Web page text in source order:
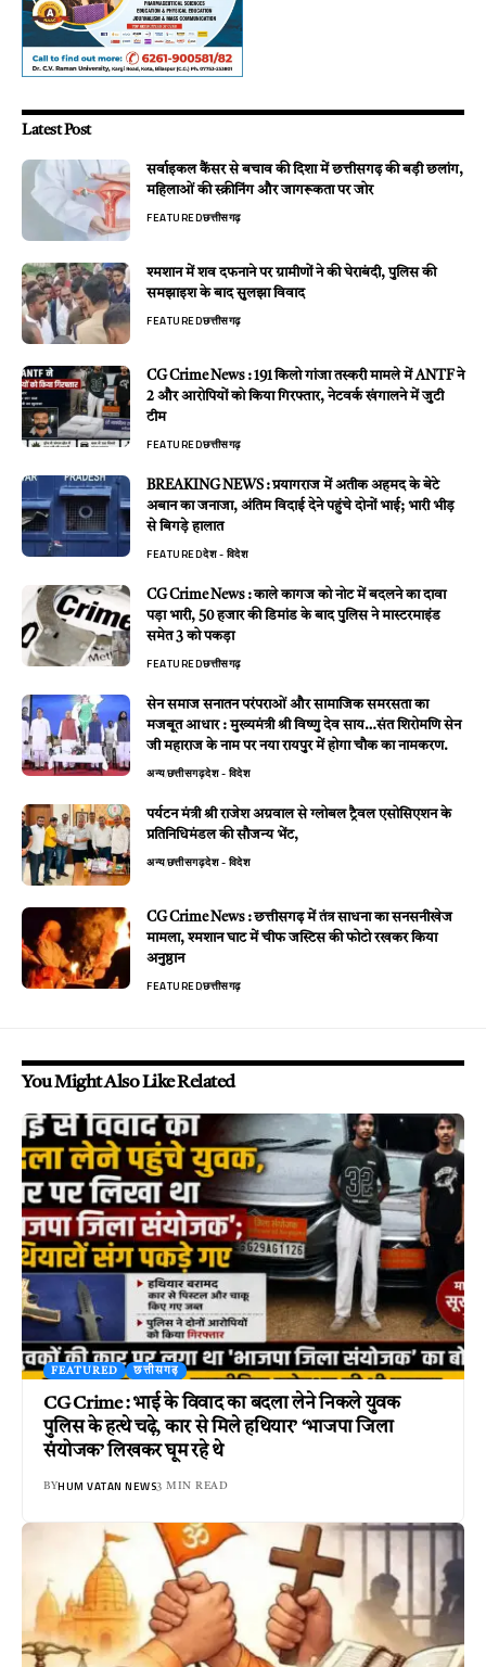
Latest Post
सर्वाइकल कैंसर से बचाव की दिशा में छत्तीसगढ़ की बड़ी छलांग,
महिलाओं की स्क्रीनिंग और जागरूकता पर जोर
FEATUREDछत्तीसगढ़
श्मशान में शव दफनाने पर ग्रामीणों ने की घेराबंदी, पुलिस की
समझाइश के बाद सुलझा विवाद
FEATUREDछत्तीसगढ़
CG Crime News : 191 किलो गांजा तस्करी मामले में ANTF ने
2 और आरोपियों को किया गिरफ्तार, नेटवर्क खंगालने में जुटी
टीम
FEATUREDछत्तीसगढ़
BREAKING NEWS : प्रयागराज में अतीक अहमद के बेटे
अबान का जनाजा, अंतिम विदाई देने पहुंचे दोनों भाई; भारी भीड़
से बिगड़े हालात
FEATUREDदेश - विदेश
CG Crime News : काले कागज को नोट में बदलने का दावा
पड़ा भारी, 50 हजार की डिमांड के बाद पुलिस ने मास्टरमाइंड
समेत 3 को पकड़ा
FEATUREDछत्तीसगढ़
सेन समाज सनातन परंपराओं और सामाजिक समरसता का
मजबूत आधार : मुख्यमंत्री श्री विष्णु देव साय…संत शिरोमणि सेन
जी महाराज के नाम पर नया रायपुर में होगा चौक का नामकरण.
अन्यछत्तीसगढ़देश - विदेश
पर्यटन मंत्री श्री राजेश अग्रवाल से ग्लोबल ट्रैवल एसोसिएशन के
प्रतिनिधिमंडल की सौजन्य भेंट,
अन्यछत्तीसगढ़देश - विदेश
CG Crime News : छत्तीसगढ़ में तंत्र साधना का सनसनीखेज
मामला, श्मशान घाट में चीफ जस्टिस की फोटो रखकर किया
अनुष्ठान
FEATUREDछत्तीसगढ़
You Might Also Like Related
FEATURED छत्तीसगढ़
CG Crime : भाई के विवाद का बदला लेने निकले युवक
पुलिस के हत्थे चढ़े, कार से मिले हथियार’ ‘भाजपा जिला
संयोजक’ लिखकर घूम रहे थे
BYHUM VATAN NEWS3 MIN READ